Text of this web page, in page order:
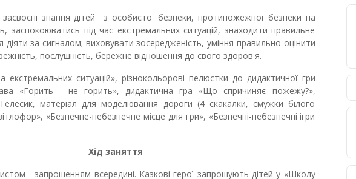
засвоєні знання дітей з особистої безпеки, протипожежної безпеки на
заспокоюватись під час екстремальних ситуацій, знаходити правильне
за сигналом; виховувати зосередженість, уміння правильно оцінити
послушність, бережне відношення до свого здоров'я.
ситуацій», різнокольорові пелюстки до дидактичної гри
«Горить - не горить», дидактична гра «Що спричиняє пожежу?»,
матеріал для моделювання дороги (4 скакалки, смужки білого
«Безпечне-небезпечне місце для гри», «Безпечні-небезпечні ігри
Хід заняття
- запрошенням всередині. Казкові герої запрошують дітей у «Школу